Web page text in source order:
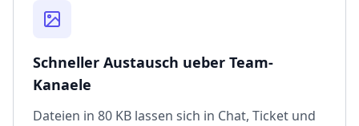
Schneller Austausch ueber Team-
Kanaele
Dateien in 80 KB lassen sich in Chat, Ticket und